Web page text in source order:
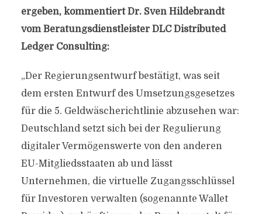
ergeben, kommentiert Dr. Sven Hildebrandt
vom Beratungsdienstleister DLC Distributed
Ledger Consulting:
„Der Regierungsentwurf bestätigt, was seit
dem ersten Entwurf des Umsetzungsgesetzes
für die 5. Geldwäscherichtlinie abzusehen war:
Deutschland setzt sich bei der Regulierung
digitaler Vermögenswerte von den anderen
EU-Mitgliedsstaaten ab und lässt
Unternehmen, die virtuelle Zugangsschlüssel
für Investoren verwalten (sogenannte Wallet